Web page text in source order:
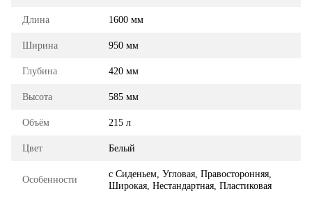
Длина 1600 мм
Ширина 950 мм
Глубина 420 мм
Высота 585 мм
Объём 215 л
Цвет Белый
Особенности
с Сиденьем, Угловая, Правосторонняя,
Широкая, Нестандартная, Пластиковая